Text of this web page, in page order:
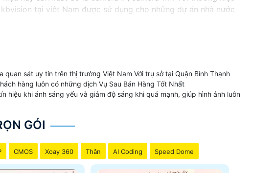
tại viêt Nam được sử dụng cho những dự án nhà nước
công trình dân dụng cửa hàng gia đình
HCM
Starvis Công nghệ giám sát ban đêm tốt
khác. ngoài camera chất lượng cao giá rẻ Hãng Kbvision
nghiệp.
sát uy tín trên thị trường Việt Nam Với trụ sở tại Quận Bình Thạnh
hàng luôn có những dịch Vụ Sau Bán Hàng Tốt Nhất
hiệu khi ánh sáng yếu và giảm độ sáng khi quá mạnh, giúp hình ảnh luôn
GÓI
CMOS Xoay 360 Thân AI Coding Speed Dome